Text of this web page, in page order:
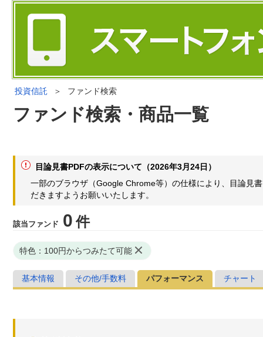
投資信託 ＞ ファンド検索
ファンド検索・商品一覧
目論見書PDFの表示について（2026年3月24日）
一部のブラウザ（Google Chrome等）の仕様により、目論見
だきますようお願いいたします。
該当ファンド 0 件
特色：100円からつみたて可能
基本情報 その他/手数料 パフォーマンス チャート